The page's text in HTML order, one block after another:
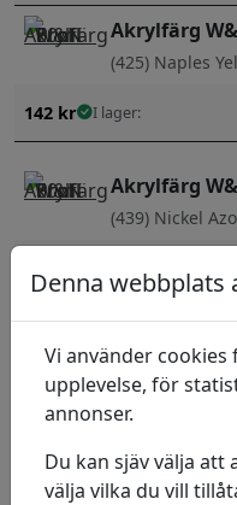
Akrylfärg
(425) Naples
142 kr I lager:
Akrylfärg
(439) Nickel
Akrylfärg
(331) Ivory
113kr
Akrylfärg
(346) Lemon
Denna webbplats
Vi använder
upplevelse, för
annonser.
Du kan sjäv välja att
välja vilka du vill